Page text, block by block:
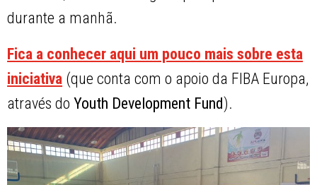
durante a manhã.
Fica a conhecer aqui um pouco mais sobre esta
iniciativa (que conta com o apoio da FIBA Europa,
através doYouth Development Fund).